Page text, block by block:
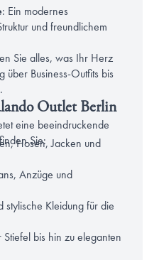
: Ein modernes
und freundlichem
Sie alles, was Ihr Herz
Business-Outfits bis
Outlet Berlin
eine beeindruckende
Sie:
Hosen, Jacken und
Anzüge und
stylische Kleidung für die
bis hin zu eleganten